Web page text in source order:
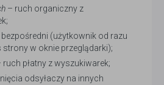
– ruch organiczny z
(użytkownik od razu
strony w oknie przeglądarki);
ruch płatny z wyszukiwarek;
odsyłaczy na innych